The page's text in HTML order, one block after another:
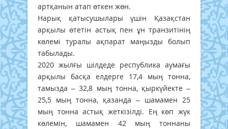
артқанын атап өткен жөн.
Нарық қатысушылары үшін Қазақстан
арқылы өтетін астық пен ұн транзитінің
көлемі туралы ақпарат маңызды болып
табылады.
2020 жылғы шілдеде республика аумағы
арқылы басқа елдерге 17,4 мың тонна,
тамызда – 32,8 мың тонна, қыркүйекте –
25,5 мың тонна, қазанда – шамамен 25
мың тонна астық жеткізілді. Ең көп жүк
көлемін, шамамен 42 мың тоннаны